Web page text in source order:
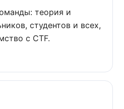
теория и
студентов и всех,
с CTF.